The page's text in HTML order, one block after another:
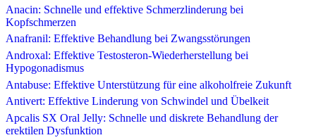
Anacin: Schnelle und effektive Schmerzlinderung bei
Kopfschmerzen
Anafranil: Effektive Behandlung bei Zwangsstörungen
Androxal: Effektive Testosteron-Wiederherstellung bei
Hypogonadismus
Antabuse: Effektive Unterstützung für eine alkoholfreie Zukunft
Antivert: Effektive Linderung von Schwindel und Übelkeit
Apcalis SX Oral Jelly: Schnelle und diskrete Behandlung der
erektilen Dysfunktion